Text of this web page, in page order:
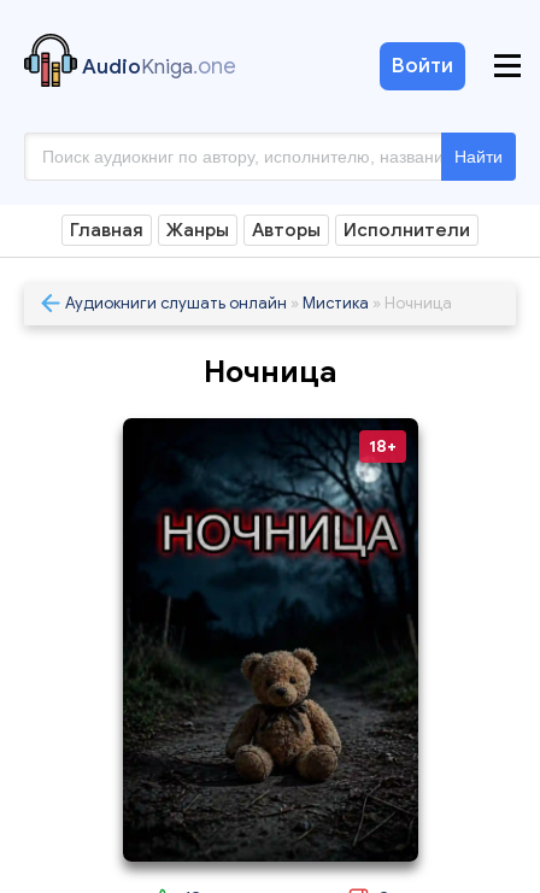
AudioKniga.one
Найти
Войти
Главная Жанры Авторы Исполнители
Аудиокниги слушать онлайн » Мистика » Ночница
Ночница
18+